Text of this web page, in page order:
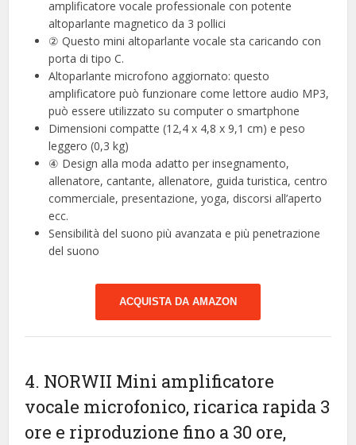
amplificatore vocale professionale con potente
altoparlante magnetico da 3 pollici
② Questo mini altoparlante vocale sta caricando con
porta di tipo C.
Altoparlante microfono aggiornato: questo
amplificatore può funzionare come lettore audio MP3,
può essere utilizzato su computer o smartphone
Dimensioni compatte (12,4 x 4,8 x 9,1 cm) e peso
leggero (0,3 kg)
④ Design alla moda adatto per insegnamento,
allenatore, cantante, allenatore, guida turistica, centro
commerciale, presentazione, yoga, discorsi all’aperto
ecc.
Sensibilità del suono più avanzata e più penetrazione
del suono
ACQUISTA DA AMAZON
4. NORWII Mini amplificatore
vocale microfonico, ricarica rapida 3
ore e riproduzione fino a 30 ore,